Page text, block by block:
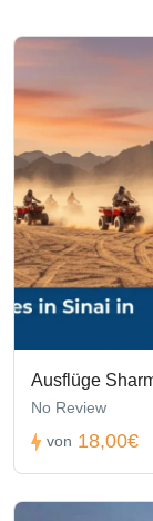
Ausflüge
No Review
von 18,00€